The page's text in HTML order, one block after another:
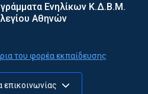
Ενηλίκων Κ.Δ.Β.Μ.
Αθηνών
του φορέα εκπαίδευσης